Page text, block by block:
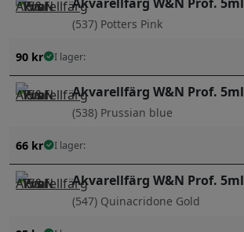
(537) Potters Pink
90 kr I lager:
Akvarellfärg W&N Prof. 5ml
(538) Prussian blue
66 kr I lager:
Akvarellfärg W&N Prof. 5ml
(547) Quinacridone Gold